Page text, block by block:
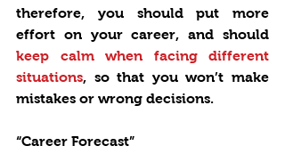
therefore, you should put more
effort on your career, and should
keep calm when facing different
situations, so that you won’t make
mistakes or wrong decisions.
“Career Forecast”